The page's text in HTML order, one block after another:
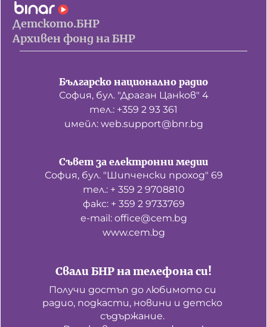
Детското.БНР
Архивен фонд на БНР
Българско национално радио
София, бул. "Драган Цанков" 4
тел.: +359 2 93 361
имейл: web.support@bnr.bg
Свали БНР на телефона си!
Получи достъп до любимото си
радио, подкасти, новини и детско
съдържание.
Съвет за електронни медии
София, бул. "Шипченски проход" 69
тел.: + 359 2 9708810
факс: + 359 2 9733769
е-mail: office@cem.bg
www.cem.bg